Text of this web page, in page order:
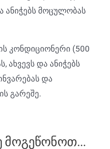
ანიჭებს მოცულობას
კონდიციონერი (500
ახვევს და ანიჭებს
და
გარეშე.
მოგეწონოთ…